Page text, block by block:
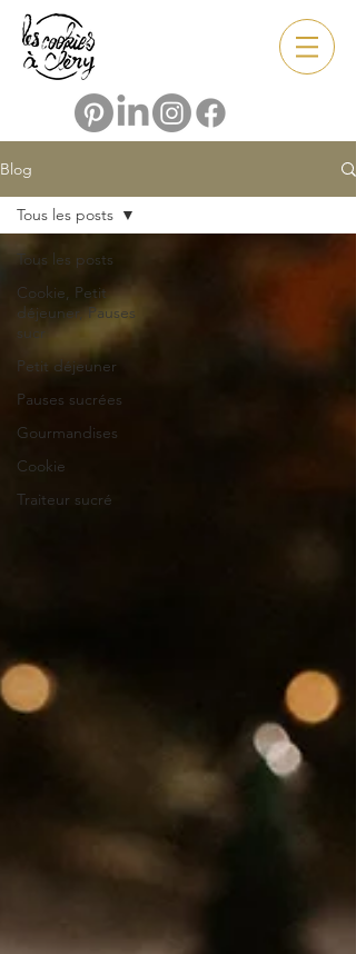
Blog
Tous les posts
Cookie, Petit
déjeuner, Pauses
sucr
Petit déjeuner
Pauses sucrées
Gourmandises
Cookie
Traiteur sucré
Tous les posts